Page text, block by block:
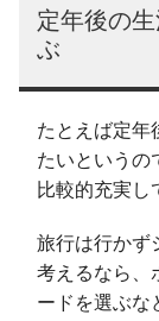
定年後の
ぶ
たとえば定年
たいというの
比較的充実し
旅行は行かず
考えるなら、
ードを選ぶな